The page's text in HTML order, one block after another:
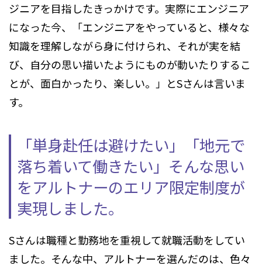
ジニアを目指したきっかけです。実際にエンジニア
になった今、「エンジニアをやっていると、様々な
知識を理解しながら身に付けられ、それが実を結
び、自分の思い描いたようにものが動いたりするこ
とが、面白かったり、楽しい。」とSさんは言いま
す。
「単身赴任は避けたい」「地元で
落ち着いて働きたい」 そんな思い
をアルトナーのエリア限定制度が
実現しました。
Sさんは職種と勤務地を重視して就職活動をしてい
ました。そんな中、アルトナーを選んだのは、色々